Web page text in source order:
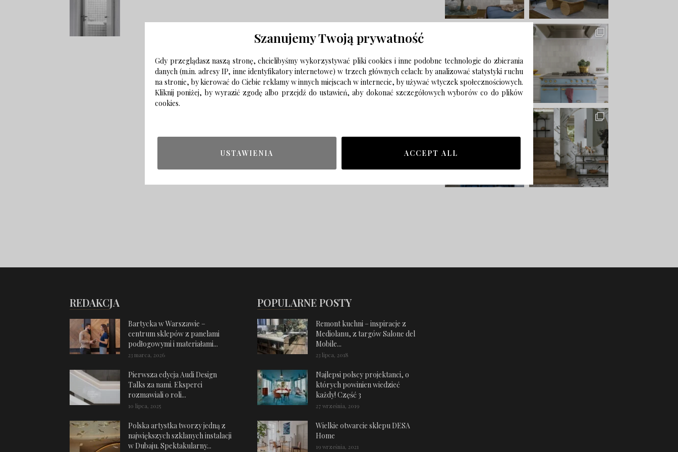
REDAKCJA
Bartycka w Warszawie –
centrum sklepów z panelami
podłogowymi i materiałami...
23 marca, 2026
Pierwsza edycja Audi Design
Talks za nami. Eksperci
rozmawiali o roli...
10 lipca, 2025
Polska artystka tworzy jedną z
największych szklanych instalacji
w Dubaju. Spektakularny...
POPULARNE POSTY
Remont kuchni – inspiracje z
Mediolanu, z targów Salone del
Mobile...
23 lipca, 2018
Najlepsi polscy projektanci, o
których powinien wiedzieć
każdy! Część 3
27 września, 2019
Wielkie otwarcie sklepu DESA
Home
19 września, 2021
Szanujemy Twoją prywatność
Gdy przeglądasz naszą stronę, chcielibyśmy wykorzystywać pliki cookies i inne podobne technologie do zbierania
danych (m.in. adresy IP, inne identyfikatory internetowe) w trzech głównych celach: by analizować statystyki ruchu
na stronie, by kierować do Ciebie reklamy w innych miejscach w internecie, by używać wtyczek społecznościowych.
Kliknij poniżej, by wyrazić zgodę albo przejdź do ustawień, aby dokonać szczegółowych wyborów co do plików
cookies.
USTAWIENIA ACCEPT ALL